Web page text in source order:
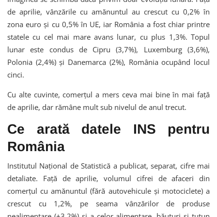
de aprilie, vânzările cu amănuntul au crescut cu 0,2% în
zona euro și cu 0,5% în UE, iar România a fost chiar printre
statele cu cel mai mare avans lunar, cu plus 1,3%. Topul
lunar este condus de Cipru (3,7%), Luxemburg (3,6%),
Polonia (2,4%) și Danemarca (2%), România ocupând locul
cinci.
Cu alte cuvinte, comerțul a mers ceva mai bine în mai față
de aprilie, dar rămâne mult sub nivelul de anul trecut.
Ce arată datele INS pentru
România
Institutul Național de Statistică a publicat, separat, cifre mai
detaliate. Față de aprilie, volumul cifrei de afaceri din
comerțul cu amănuntul (fără autovehicule și motociclete) a
crescut cu 1,2%, pe seama vânzărilor de produse